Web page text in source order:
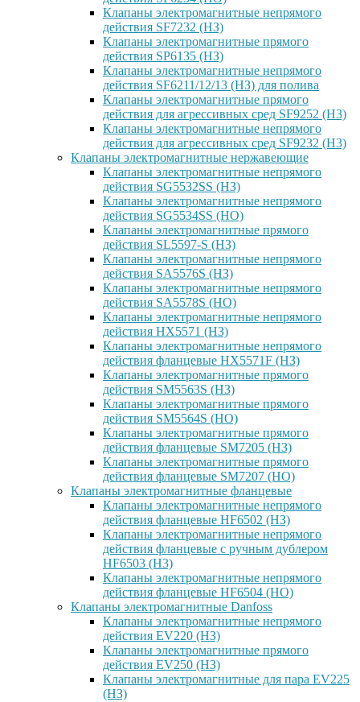
Клапаны электромагнитные непрямого
действия SF7232 (НЗ)
Клапаны электромагнитные прямого
действия SP6135 (НЗ)
Клапаны электромагнитные непрямого
действия SF6211/12/13 (НЗ) для полива
Клапаны электромагнитные прямого
действия для агрессивных сред SF9252 (H3)
Клапаны электромагнитные непрямого
действия для агрессивных сред SF9232 (H3)
Клапаны электромагнитные нержавеющие
Клапаны электромагнитные непрямого
действия SG5532SS (НЗ)
Клапаны электромагнитные непрямого
действия SG5534SS (НО)
Клапаны электромагнитные прямого
действия SL5597-S (НЗ)
Клапаны электромагнитные непрямого
действия SA5576S (НЗ)
Клапаны электромагнитные непрямого
действия SA5578S (НО)
Клапаны электромагнитные непрямого
действия HX5571 (НЗ)
Клапаны электромагнитные непрямого
действия фланцевые HX5571F (НЗ)
Клапаны электромагнитные прямого
действия SM5563S (НЗ)
Клапаны электромагнитные прямого
действия SM5564S (НО)
Клапаны электромагнитные прямого
действия фланцевые SM7205 (НЗ)
Клапаны электромагнитные прямого
действия фланцевые SM7207 (НО)
Клапаны электромагнитные фланцевые
Клапаны электромагнитные непрямого
действия фланцевые HF6502 (НЗ)
Клапаны электромагнитные непрямого
действия фланцевые с ручным дублером
HF6503 (Н3)
Клапаны электромагнитные непрямого
действия фланцевые HF6504 (НО)
Клапаны электромагнитные Danfoss
Клапаны электромагнитные непрямого
действия EV220 (НЗ)
Клапаны электромагнитные прямого
действия EV250 (НЗ)
Клапаны электромагнитные для пара EV225
(НЗ)